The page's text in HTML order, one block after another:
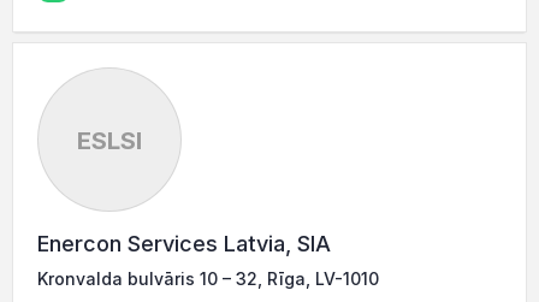
ESLSI
Enercon Services Latvia, SIA
Kronvalda bulvāris 10 – 32, Rīga, LV-1010